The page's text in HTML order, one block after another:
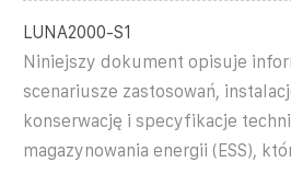
LUNA2000-S1
Niniejszy dokument opisuje
scenariusze zastosowań,
konserwację i specyfikacje
magazynowania energii (ESS),